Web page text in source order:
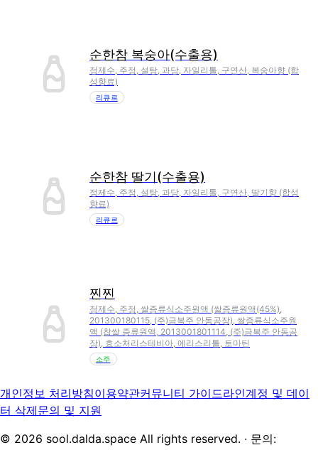
순한참 복숭아(수출용)
정제수, 주정, 설탕, 과당, 자일리톨, 구연산, 복숭아향 (합
성향료)
리큐르
순한참 딸기(수출용)
정제수, 주정, 설탕, 과당, 자일리톨, 구연산, 딸기향 (합성
향료)
리큐르
찐찐
정제수, 주정, 쌀증류식소주원액 (쌀증류원액(45%),
201300180115, (주)금복주 안동공장), 쌀증류식소주원
액 (찹쌀 증류원액, 2013001801114, (주)금복주 안동공
장), 효소처리스테비아, 에리스리톨, 토마틴
소주
개인정보 처리방침이용약관커뮤니티 가이드라인계정 및 데이
터 삭제문의 및 지원
© 2026 sool.dalda.space All rights reserved. · 문의: